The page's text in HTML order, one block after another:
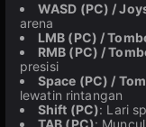
WASD (PC) /
arena
LMB (PC) /
RMB (PC) /
presisi
Space (PC) /
lewatin rintangan
Shift (PC): Lari
TAB (PC):